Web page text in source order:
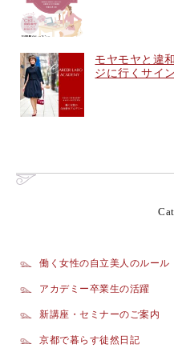
モヤモヤと違
ジに行くサイン
働く女性の自立美人のルール
アカデミー卒業生の活躍
新講座・セミナーのご案内
京都で暮らす徒然日記